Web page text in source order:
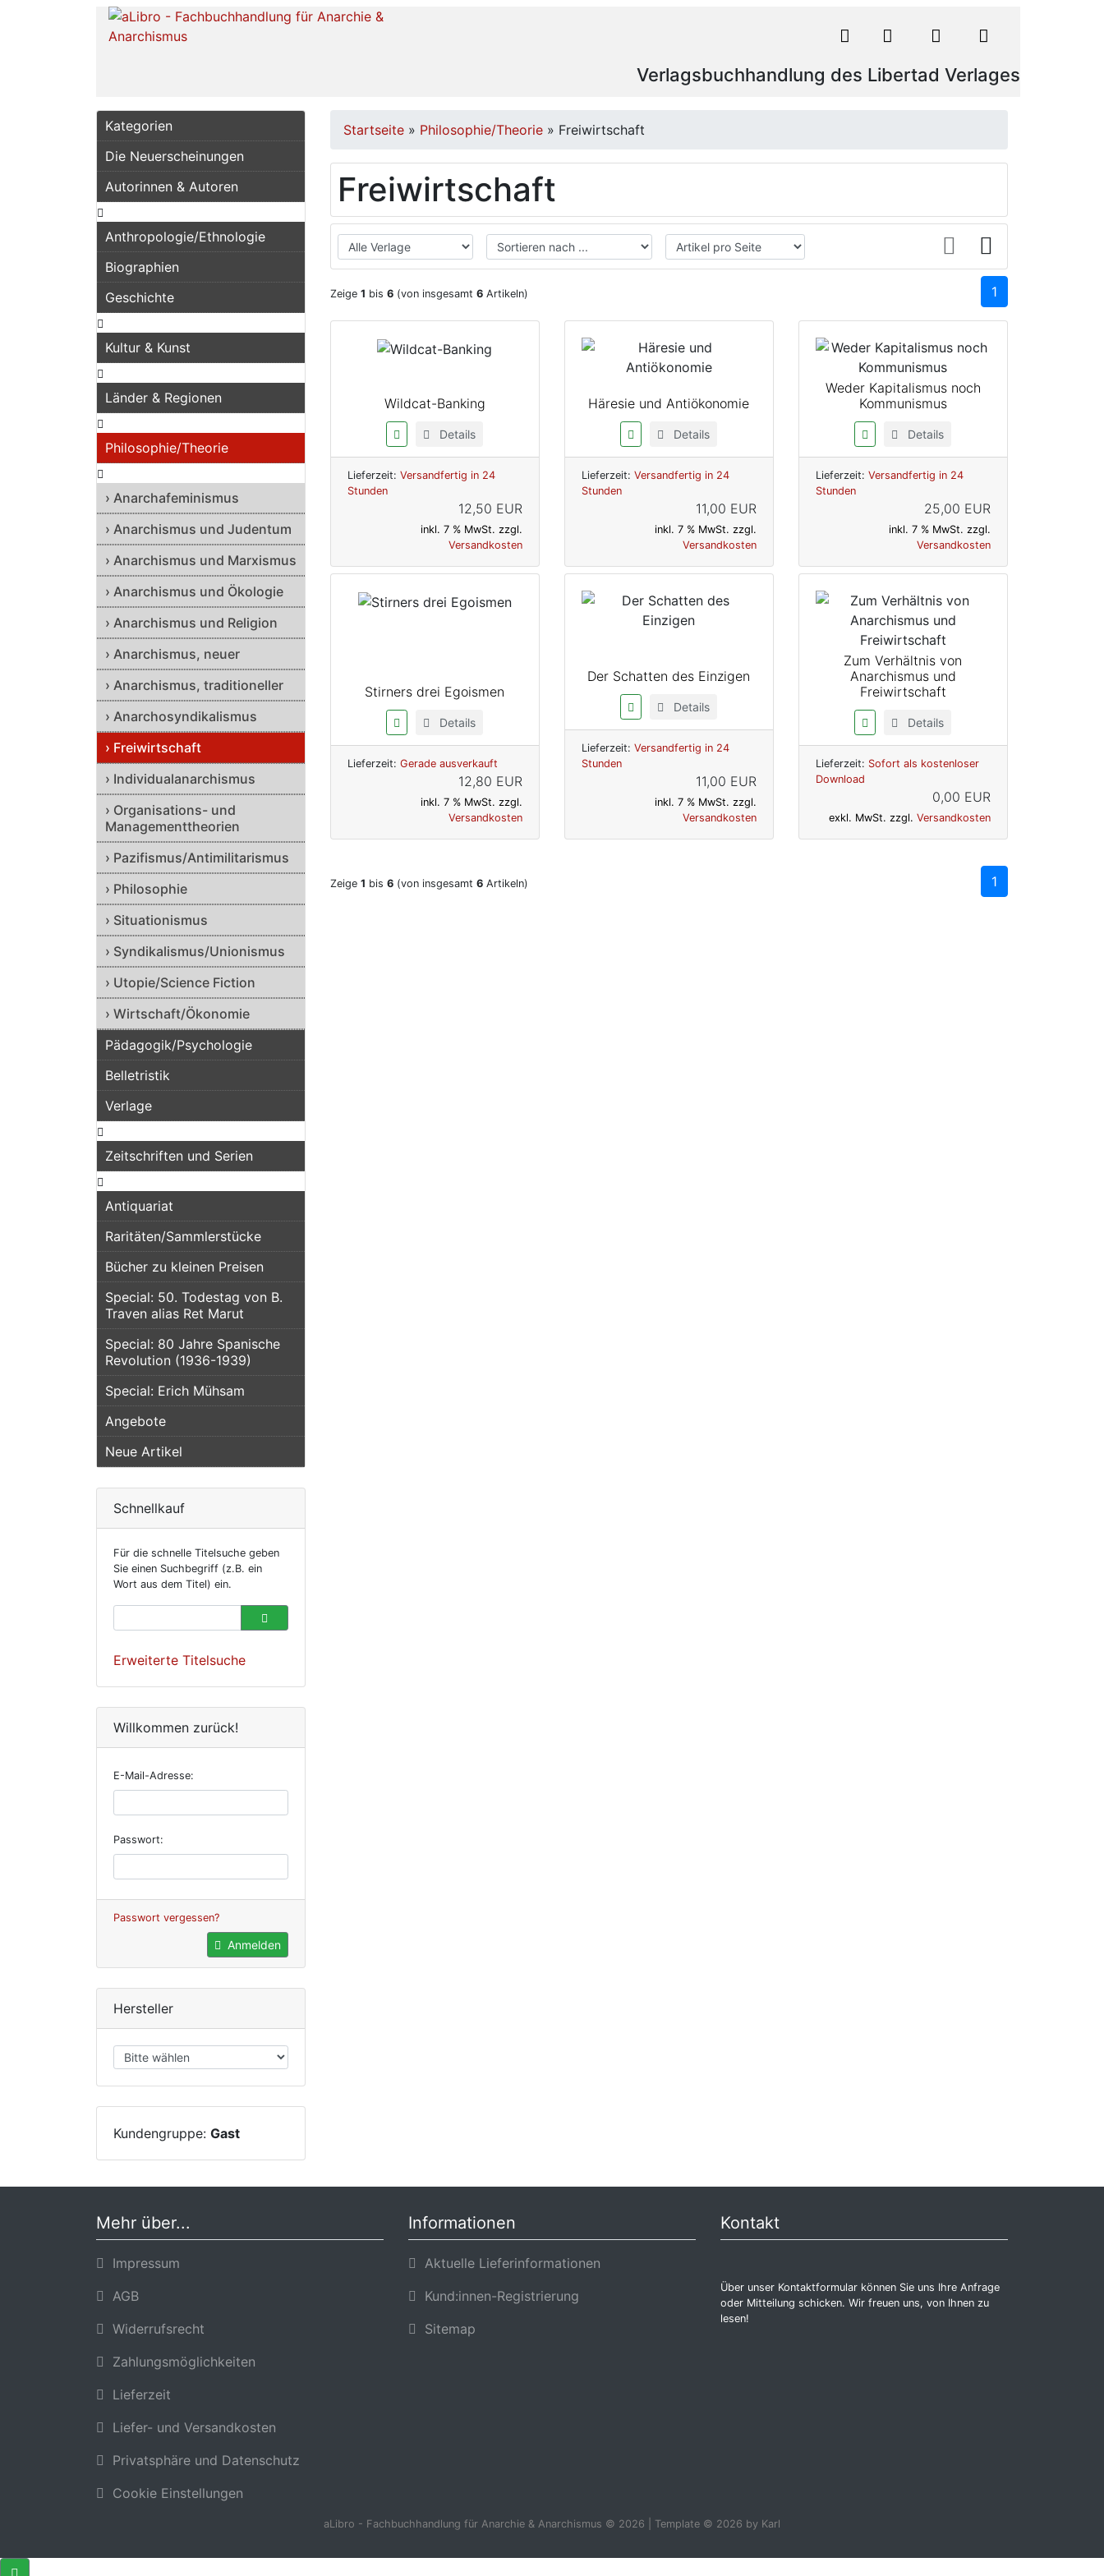
Verlagsbuchhandlung des Libertad Verlages
Kategorien
Die Neuerscheinungen
Autorinnen & Autoren
Anthropologie/Ethnologie
Biographien
Geschichte
Kultur & Kunst
Länder & Regionen
Philosophie/Theorie
› Anarchafeminismus
› Anarchismus und Judentum
› Anarchismus und Marxismus
› Anarchismus und Ökologie
› Anarchismus und Religion
› Anarchismus, neuer
› Anarchismus, traditioneller
› Anarchosyndikalismus
› Freiwirtschaft
› Individualanarchismus
› Organisations- und
Managementtheorien
› Pazifismus/Antimilitarismus
› Philosophie
› Situationismus
› Syndikalismus/Unionismus
› Utopie/Science Fiction
› Wirtschaft/Ökonomie
Pädagogik/Psychologie
Belletristik
Verlage
Zeitschriften und Serien
Antiquariat
Raritäten/Sammlerstücke
Bücher zu kleinen Preisen
Special: 50. Todestag von B.
Traven alias Ret Marut
Special: 80 Jahre Spanische
Revolution (1936-1939)
Special: Erich Mühsam
Angebote
Neue Artikel
Schnellkauf
Für die schnelle Titelsuche geben
Sie einen Suchbegriff (z.B. ein
Wort aus dem Titel) ein.
Erweiterte Titelsuche
Willkommen zurück!
E-Mail-Adresse:
Passwort:
Passwort vergessen?
Anmelden
Hersteller
Kundengruppe: Gast
Startseite » Philosophie/Theorie » Freiwirtschaft
Freiwirtschaft
Zeige 1 bis 6 (von insgesamt 6 Artikeln) 1
Wildcat-Banking
Details
Lieferzeit: Versandfertig in 24
Stunden
12,50 EUR
inkl. 7 % MwSt. zzgl.
Versandkosten
Häresie und Antiökonomie
Details
Lieferzeit: Versandfertig in 24
Stunden
11,00 EUR
inkl. 7 % MwSt. zzgl.
Versandkosten
Weder Kapitalismus noch
Kommunismus
Details
Lieferzeit: Versandfertig in 24
Stunden
25,00 EUR
inkl. 7 % MwSt. zzgl.
Versandkosten
Stirners drei Egoismen
Details
Lieferzeit: Gerade ausverkauft
12,80 EUR
inkl. 7 % MwSt. zzgl.
Versandkosten
Der Schatten des Einzigen
Details
Lieferzeit: Versandfertig in 24
Stunden
11,00 EUR
inkl. 7 % MwSt. zzgl.
Versandkosten
Zum Verhältnis von
Anarchismus und
Freiwirtschaft
Details
Lieferzeit: Sofort als kostenloser
Download
0,00 EUR
exkl. MwSt. zzgl. Versandkosten
Zeige 1 bis 6 (von insgesamt 6 Artikeln) 1
Mehr über...
Impressum
AGB
Widerrufsrecht
Zahlungsmöglichkeiten
Lieferzeit
Liefer- und Versandkosten
Privatsphäre und Datenschutz
Cookie Einstellungen
Informationen
Aktuelle Lieferinformationen
Kund:innen-Registrierung
Sitemap
Kontakt
Über unser Kontaktformular können Sie uns Ihre Anfrage
oder Mitteilung schicken. Wir freuen uns, von Ihnen zu
lesen!
aLibro - Fachbuchhandlung für Anarchie & Anarchismus © 2026 | Template © 2026 by Karl